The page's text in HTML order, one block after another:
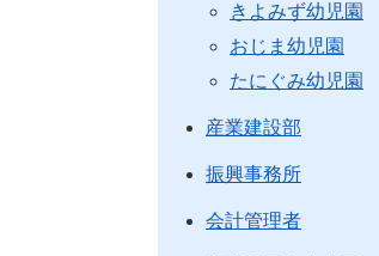
きよみず幼児園
おじま幼児園
たにぐみ幼児園
産業建設部
振興事務所
会計管理者